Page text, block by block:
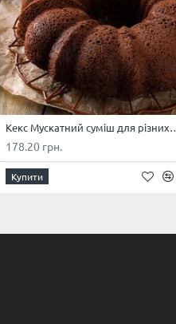
Кекс Мускатний суміш для різних
178.20 грн.
Купити